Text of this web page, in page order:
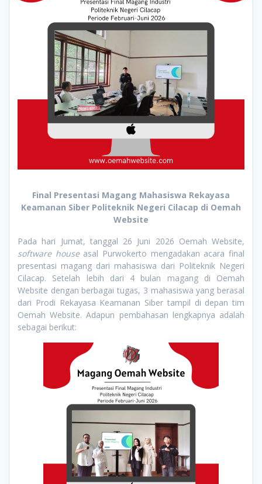
Final Presentasi Magang Mahasiswa Rekayasa
Keamanan Siber Politeknik Negeri Cilacap di Oemah
Website
Pada hari Jumat, tanggal 26 Juni 2026 Oemah Website,
software houseasal Purwokerto mengadakan acara final
presentasi magang dari mahasiswa dari Politeknik Negeri
Cilacap. Setelah lebih dari 4 bulan magang di Oemah
Website dengan berbagai tugas, 3 mahasiswa yang berasal
dari Prodi Rekayasa Keamanan Siber tampil di depan tim
Oemah Website. Adapun pembahasan lengkapnya adalah
sebagai berikut: